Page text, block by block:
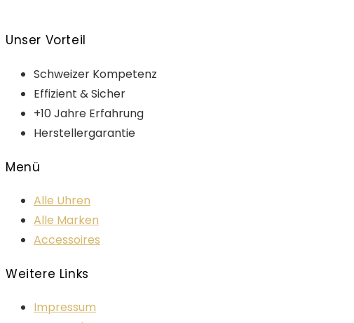
Unser Vorteil
Schweizer Kompetenz
Effizient & Sicher
+10 Jahre Erfahrung
Herstellergarantie
Menü
Alle Uhren
Alle Marken
Accessoires
Weitere Links
Impressum